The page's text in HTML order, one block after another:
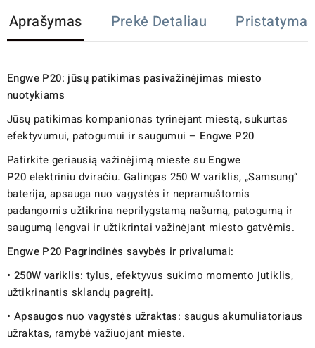
Aprašymas Prekė Detaliau Pristatymas
Engwe P20: jūsų patikimas pasivažinėjimas miesto
nuotykiams
Jūsų patikimas kompanionas tyrinėjant miestą, sukurtas
efektyvumui, patogumui ir saugumui – Engwe P20
Patirkite geriausią važinėjimą mieste su Engwe
P20 elektriniu dviračiu. Galingas 250 W variklis, „Samsung“
baterija, apsauga nuo vagystės ir nepramuštomis
padangomis užtikrina neprilygstamą našumą, patogumą ir
saugumą lengvai ir užtikrintai važinėjant miesto gatvėmis.
Engwe P20 Pagrindinės savybės ir privalumai:
• 250W variklis: tylus, efektyvus sukimo momento jutiklis,
užtikrinantis sklandų pagreitį.
• Apsaugos nuo vagystės užraktas: saugus akumuliatoriaus
užraktas, ramybė važiuojant mieste.